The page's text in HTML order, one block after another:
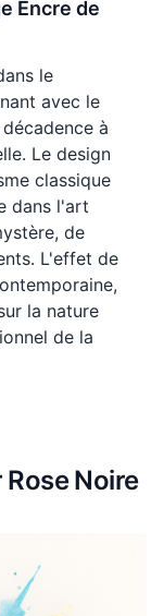
Encre de
le
avec le
à
Le design
classique
dans l'art
de
L'effet de
la nature
de la
Noire